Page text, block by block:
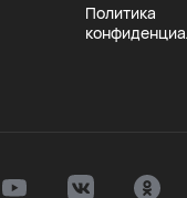
Политика